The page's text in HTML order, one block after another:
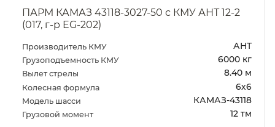
ПАРМ КАМАЗ 43118-3027-50 с КМУ АНТ 12-2
(017, г-р EG-202)
Производитель КМУ АНТ
Грузоподъемность КМУ 6000 кг
Вылет стрелы 8.40 м
Колесная формула 6х6
Модель шасси КАМАЗ-43118
Грузовой момент 12 тм